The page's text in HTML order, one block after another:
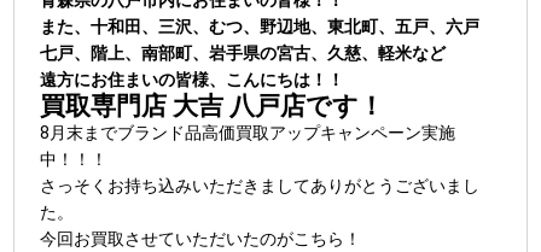
また、十和田、三沢、むつ、野辺地、東北町、五戸、六戸
七戸、階上、南部町、岩手県の宮古、久慈、軽米など
遠方にお住まいの皆様、こんにちは！！
買取専門店 大吉 八戸店です！
8月末までブランド品高価買取アップキャンペーン実施
中！！！
さっそくお持ち込みいただきましてありがとうございまし
た。
今回お買取させていただいたのがこちら！